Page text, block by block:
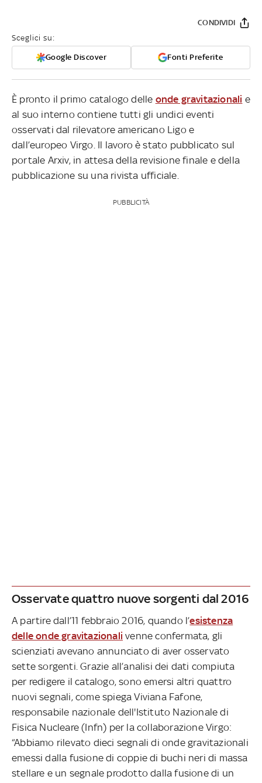
Sceglici su:
Google Discover Fonti Preferite
CONDIVIDI
È pronto il primo catalogo delle onde gravitazionali e
al suo interno contiene tutti gli undici eventi
osservati dal rilevatore americano Ligo e
dall’europeo Virgo. Il lavoro è stato pubblicato sul
portale Arxiv, in attesa della revisione finale e della
pubblicazione su una rivista ufficiale.
PUBBLICITÀ
Osservate quattro nuove sorgenti dal 2016
A partire dall’11 febbraio 2016, quando l’esistenza
delle onde gravitazionali venne confermata, gli
scienziati avevano annunciato di aver osservato
sette sorgenti. Grazie all’analisi dei dati compiuta
per redigere il catalogo, sono emersi altri quattro
nuovi segnali, come spiega Viviana Fafone,
responsabile nazionale dell'Istituto Nazionale di
Fisica Nucleare (Infn) per la collaborazione Virgo:
“Abbiamo rilevato dieci segnali di onde gravitazionali
emessi dalla fusione di coppie di buchi neri di massa
stellare e un segnale prodotto dalla fusione di un